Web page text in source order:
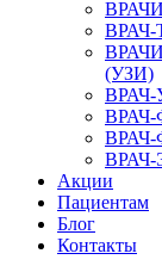
(УЗИ)
Акции
Пациентам
Блог
Контакты